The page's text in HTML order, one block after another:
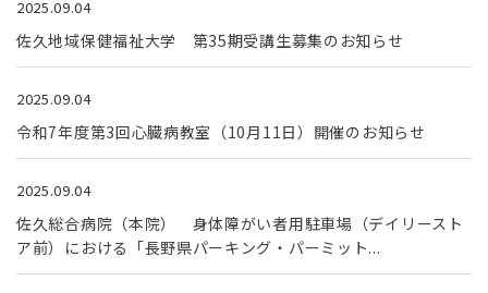
2025.09.04
佐久地域保健福祉大学 第35期受講生募集のお知らせ
2025.09.04
令和7年度第3回心臓病教室（10月11日）開催のお知らせ
2025.09.04
佐久総合病院（本院） 身体障がい者用駐車場（デイリースト
ア前）における「長野県パーキング・パーミット...